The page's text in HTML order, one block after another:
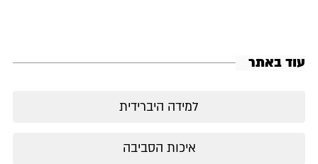
עוד באתר
למידה היברידית
איכות הסביבה